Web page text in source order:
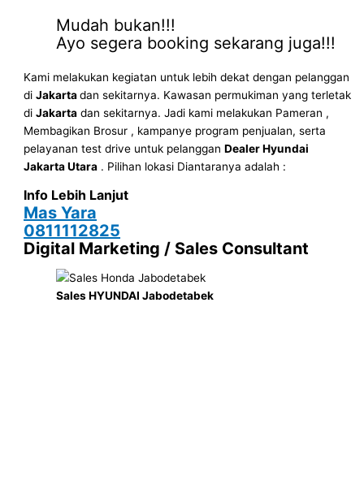
Mudah bukan!!!
Ayo segera booking sekarang juga!!!
Kami melakukan kegiatan untuk lebih dekat dengan pelanggan
diJakartadan sekitarnya. Kawasan permukiman yang terletak
diJakarta dan sekitarnya. Jadi kami melakukan Pameran ,
Membagikan Brosur , kampanye program penjualan, serta
pelayanan test drive untuk pelangganDealer Hyundai
JakartaUtara . Pilihan lokasi Diantaranya adalah :
Info Lebih Lanjut
Mas Yara
0811112825
Digital Marketing / Sales Consultant
Sales HYUNDAI Jabodetabek